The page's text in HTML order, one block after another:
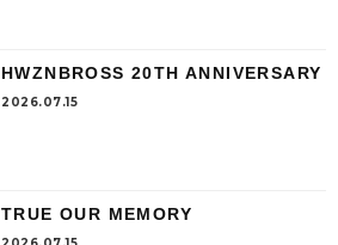
HWZNBROSS 20TH ANNIVERSARY
2026.07.15
TRUE OUR MEMORY